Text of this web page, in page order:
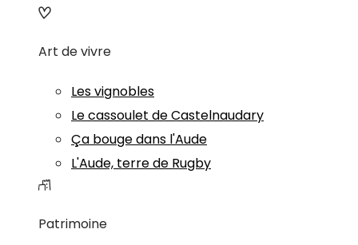
Art de vivre
Les vignobles
Le cassoulet de Castelnaudary
Ça bouge dans l'Aude
L'Aude, terre de Rugby
Patrimoine